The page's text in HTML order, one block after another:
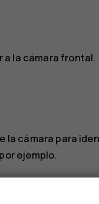
a la cámara frontal.
la cámara para
ejemplo.